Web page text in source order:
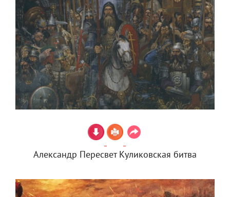
Александр Пересвет Куликовская битва